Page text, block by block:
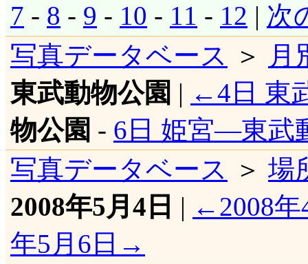
7 - 8 - 9 - 10 - 11 - 12 | 次
写真データベース
＞
月
東武動物公園 | ←4日 東
物公園 - 6日 姫宮―東武
写真データベース
＞ 場
2008年5月4日 | ←2008年
年5月6日→